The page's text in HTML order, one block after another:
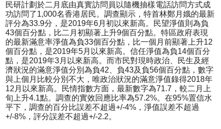
民研計劃於二月底由真實訪問員以隨機抽樣電話訪問方式成
功訪問了1,000名香港居民。調查顯示，特首林鄭月娥的最新
評分為33.9分，是2019年6月初以來新高。民望淨值則為負
43個百分點，比二月初顯著上升9個百分點。特區政府表現
的最新滿意率淨值為負33個百分點，比一個月前顯著上升12
個百分點，是2019年5月以來新高。信任淨值為負14個百分
點，是2019年3月以來新高。而市民對現時政治、民生及經
濟狀況的滿意淨值分別為負42、負43及負56個百分點，數字
與上個月比較分別不大，唯政治狀況的滿意淨值錄得2018年
12月以來新高。民情指數方面，最新數字為71.7，較二月上
旬上升4.1點。調查的實效回應比率為57.2%。在95%置信水
平下，調查的百分比誤差不超過+/-4%，淨值誤差不超過
+/-8%，評分誤差不超過+/-2.2。